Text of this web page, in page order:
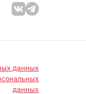
данных
данных